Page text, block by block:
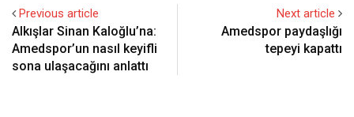
Previous article
Alkışlar Sinan Kaloğlu’na:
Amedspor’un nasıl keyifli
sona ulaşacağını anlattı
Next article
Amedspor paydaşlığı
tepeyi kapattı